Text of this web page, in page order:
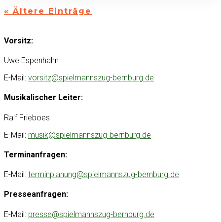
« Ältere Einträge
Vorsitz:
Uwe Espenhahn
E-Mail: vorsitz@spielmannszug-bernburg.de
Musikalischer Leiter:
Ralf Frieboes
E-Mail: musik@spielmannszug-bernburg.de
Terminanfragen:
E-Mail: terminplanung@spielmannszug-bernburg.de
Presseanfragen:
E-Mail: presse@spielmannszug-bernburg.de